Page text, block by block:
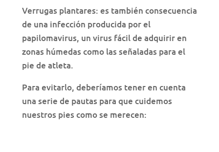
Verrugas plantares: es también consecuencia
de una infección producida por el
papilomavirus, un virus fácil de adquirir en
zonas húmedas como las señaladas para el
pie de atleta.
Para evitarlo, deberíamos tener en cuenta
una serie de pautas para que cuidemos
nuestros pies como se merecen: